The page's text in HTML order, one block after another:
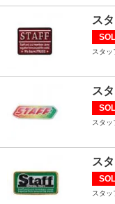
ス
スタッ
ス
スタッ
ス
スタッ